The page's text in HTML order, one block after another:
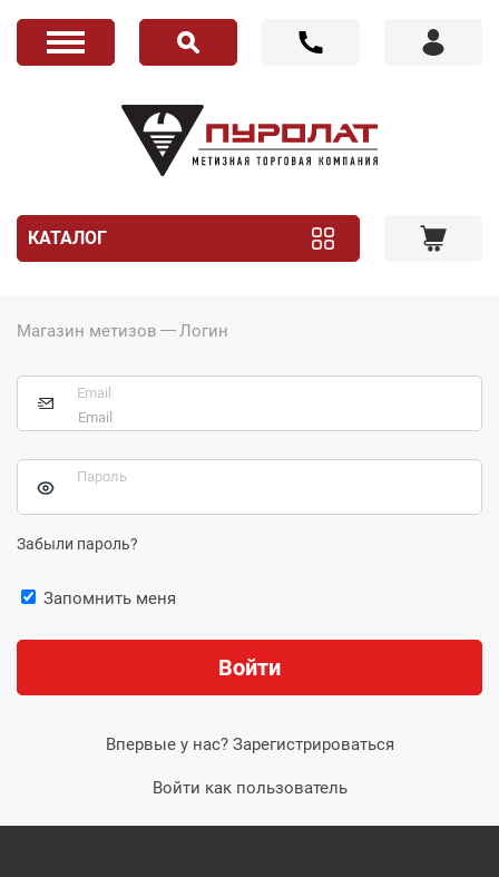
КАТАЛОГ
Магазин метизов Логин
Email
Пароль
Забыли пароль?
Запомнить меня
Впервые у нас? Зарегистрироваться
Войти как пользователь